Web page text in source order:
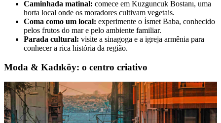
Caminhada matinal: comece em Kuzguncuk Bostanı, uma
horta local onde os moradores cultivam vegetais.
Coma como um local: experimente o İsmet Baba, conhecido
pelos frutos do mar e pelo ambiente familiar.
Parada cultural: visite a sinagoga e a igreja armênia para
conhecer a rica história da região.
Moda & Kadıköy: o centro criativo